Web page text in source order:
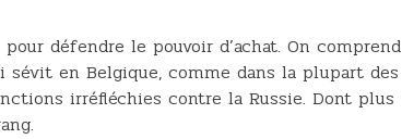
défendre le pouvoir d’achat. On comprend
en Belgique, comme dans la plupart des
irréfléchies contre la Russie. Dont plus